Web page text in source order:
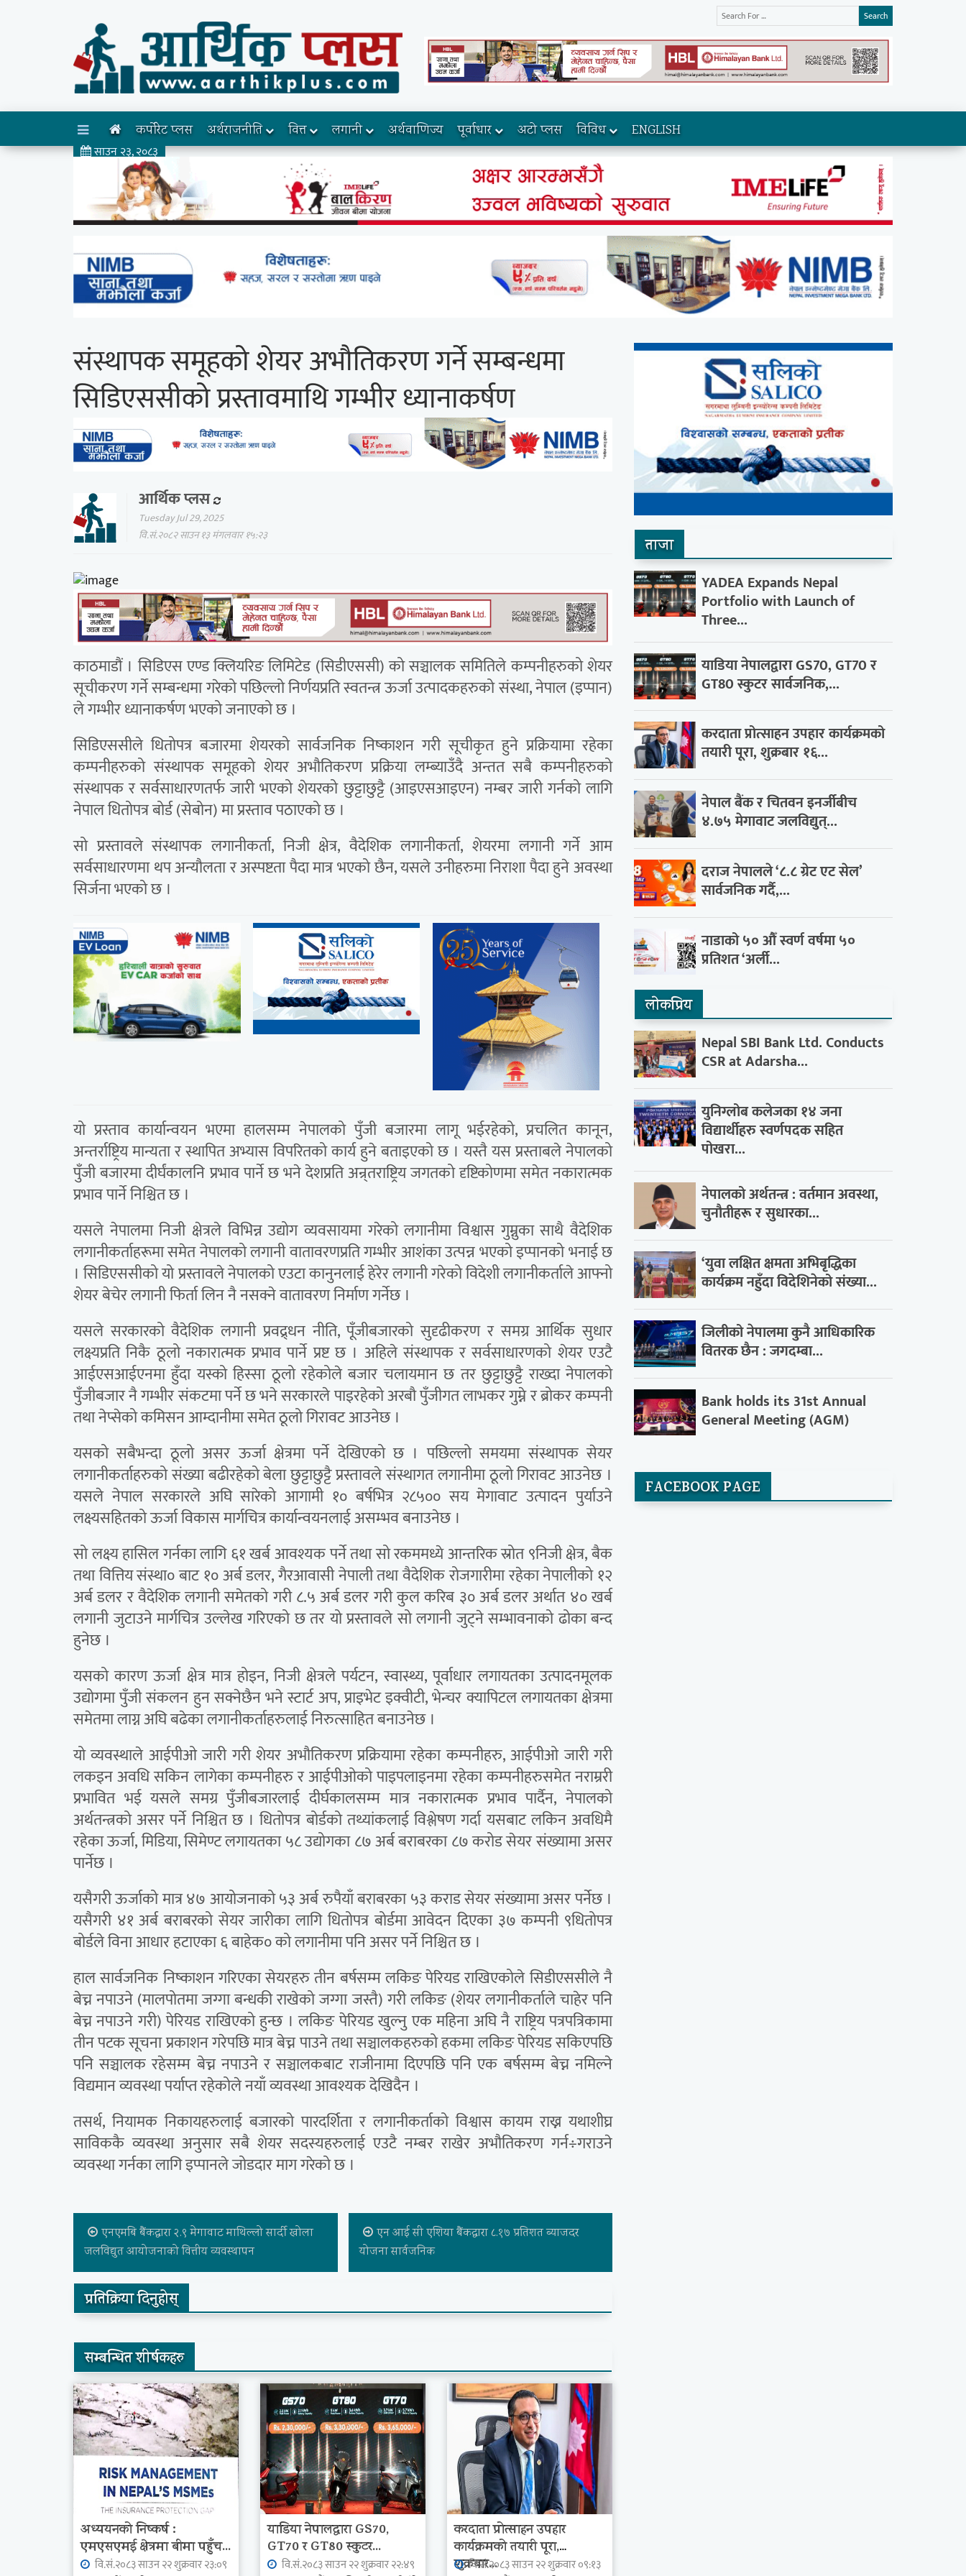
Search
साउन २३, २०८३
कर्पोरेट प्लस अर्थराजनीति वित्त लगानी अर्थवाणिज्य पूर्वाधार अटो प्लस विविध ENGLISH
संस्थापक समूहको शेयर अभौतिकरण गर्ने सम्बन्धमा
सिडिएससीको प्रस्तावमाथि गम्भीर ध्यानाकर्षण
आर्थिक प्लस
Tuesday Jul 29, 2025
वि.सं.२०८२ साउन १३ मंगलवार १५:२३
काठमाडौं । सिडिएस एण्ड क्लियरिङ लिमिटेड (सिडीएससी) को सञ्चालक समितिले कम्पनीहरुको शेयर
सूचीकरण गर्ने सम्बन्धमा गरेको पछिल्लो निर्णयप्रति स्वतन्त्र ऊर्जा उत्पादकहरुको संस्था, नेपाल (इप्पान)
ले गम्भीर ध्यानाकर्षण भएको जनाएको छ ।
सिडिएससीले धितोपत्र बजारमा शेयरको सार्वजनिक निष्काशन गरी सूचीकृत हुने प्रक्रियामा रहेका
कम्पनीहरुको संस्थापक समूहको शेयर अभौतिकरण प्रक्रिया लम्ब्याउँदै अन्तत सबै कम्पनीहरुको
संस्थापक र सर्वसाधारणतर्फ जारी भएको शेयरको छुट्टाछुट्टै (आइएसआइएन) नम्बर जारी गर्नको लागि
नेपाल धितोपत्र बोर्ड (सेबोन) मा प्रस्ताव पठाएको छ ।
सो प्रस्तावले संस्थापक लगानीकर्ता, निजी क्षेत्र, वैदेशिक लगानीकर्ता, शेयरमा लगानी गर्ने आम
सर्वसाधारणमा थप अन्यौलता र अस्पष्टता पैदा मात्र भएको छैन, यसले उनीहरुमा निराशा पैदा हुने अवस्था
सिर्जना भएको छ ।
यो प्रस्ताव कार्यान्वयन भएमा हालसम्म नेपालको पुँजी बजारमा लागू भईरहेको, प्रचलित कानून,
अन्तर्राष्ट्रिय मान्यता र स्थापित अभ्यास विपरितको कार्य हुने बताइएको छ । यस्तै यस प्रस्ताबले नेपालको
पुँजी बजारमा दीर्घंकालनि प्रभाव पार्ने छ भने देशप्रति अन्र्तराष्ट्रिय जगतको दृष्टिकोणमा समेत नकारात्मक
प्रभाव पार्ने निश्चित छ ।
यसले नेपालमा निजी क्षेत्रले विभिन्न उद्योग व्यवसायमा गरेको लगानीमा विश्वास गुम्नुका साथै वैदेशिक
लगानीकर्ताहरूमा समेत नेपालको लगानी वातावरणप्रति गम्भीर आशंका उत्पन्न भएको इप्पानको भनाई छ
। सिडिएससीको यो प्रस्तावले नेपालको एउटा कानुनलाई हेरेर लगानी गरेको विदेशी लगानीकर्ताले आफ्नो
शेयर बेचेर लगानी फिर्ता लिन नै नसक्ने वातावरण निर्माण गर्नेछ ।
यसले सरकारको वैदेशिक लगानी प्रवद्र्धन नीति, पूँजीबजारको सुदृढीकरण र समग्र आर्थिक सुधार
लक्ष्यप्रति निकै ठूलो नकारात्मक प्रभाव पार्ने प्रष्ट छ । अहिले संस्थापक र सर्वसाधारणको शेयर एउटै
आईएसआईएनमा हुँदा यस्को हिस्सा ठूलो रहेकोले बजार चलायमान छ तर छुट्टाछुट्टै राख्दा नेपालको
पुँजीबजार नै गम्भीर संकटमा पर्ने छ भने सरकारले पाइरहेको अरबौ पुँजीगत लाभकर गुम्ने र ब्रोकर कम्पनी
तथा नेप्सेको कमिसन आम्दानीमा समेत ठूलो गिरावट आउनेछ ।
यसको सबैभन्दा ठूलो असर ऊर्जा क्षेत्रमा पर्ने देखिएको छ । पछिल्लो समयमा संस्थापक सेयर
लगानीकर्ताहरुको संख्या बढीरहेको बेला छुट्टाछुट्टै प्रस्तावले संस्थागत लगानीमा ठूलो गिरावट आउनेछ ।
यसले नेपाल सरकारले अघि सारेको आगामी १० बर्षभित्र २८५०० सय मेगावाट उत्पादन पुर्याउने
लक्ष्यसहितको ऊर्जा विकास मार्गचित्र कार्यान्वयनलाई असम्भव बनाउनेछ ।
सो लक्ष्य हासिल गर्नका लागि ६१ खर्ब आवश्यक पर्ने तथा सो रकममध्ये आन्तरिक स्रोत ९निजी क्षेत्र, बैक
तथा वित्तिय संस्था० बाट १० अर्ब डलर, गैरआवासी नेपाली तथा वैदेशिक रोजगारीमा रहेका नेपालीको १२
अर्ब डलर र वैदेशिक लगानी समेतको गरी ८.५ अर्ब डलर गरी कुल करिब ३० अर्ब डलर अर्थात ४० खर्ब
लगानी जुटाउने मार्गचित्र उल्लेख गरिएको छ तर यो प्रस्तावले सो लगानी जुट्ने सम्भावनाको ढोका बन्द
हुनेछ ।
यसको कारण ऊर्जा क्षेत्र मात्र होइन, निजी क्षेत्रले पर्यटन, स्वास्थ्य, पूर्वाधार लगायतका उत्पादनमूलक
उद्योगमा पुँजी संकलन हुन सक्नेछैन भने स्टार्ट अप, प्राइभेट इक्वीटी, भेन्चर क्यापिटल लगायतका क्षेत्रमा
समेतमा लाग्न अघि बढेका लगानीकर्ताहरुलाई निरुत्साहित बनाउनेछ ।
यो व्यवस्थाले आईपीओ जारी गरी शेयर अभौतिकरण प्रक्रियामा रहेका कम्पनीहरु, आईपीओ जारी गरी
लकइन अवधि सकिन लागेका कम्पनीहरु र आईपीओको पाइपलाइनमा रहेका कम्पनीहरुसमेत नराम्ररी
प्रभावित भई यसले समग्र पुँजीबजारलाई दीर्घकालसम्म मात्र नकारात्मक प्रभाव पार्दैन, नेपालको
अर्थतन्त्रको असर पर्ने निश्चित छ । धितोपत्र बोर्डको तथ्यांकलाई विश्लेषण गर्दा यसबाट लकिन अवधिमै
रहेका ऊर्जा, मिडिया, सिमेण्ट लगायतका ५८ उद्योगका ८७ अर्ब बराबरका ८७ करोड सेयर संख्यामा असर
पार्नेछ ।
यसैगरी ऊर्जाको मात्र ४७ आयोजनाको ५३ अर्ब रुपैयाँ बराबरका ५३ कराड सेयर संख्यामा असर पर्नेछ ।
यसैगरी ४१ अर्ब बराबरको सेयर जारीका लागि धितोपत्र बोर्डमा आवेदन दिएका ३७ कम्पनी ९धितोपत्र
बोर्डले विना आधार हटाएका ६ बाहेक० को लगानीमा पनि असर पर्ने निश्चित छ ।
हाल सार्वजनिक निष्काशन गरिएका सेयरहरु तीन बर्षसम्म लकिङ पेरियड राखिएकोले सिडीएससीले नै
बेच्न नपाउने (मालपोतमा जग्गा बन्धकी राखेको जग्गा जस्तै) गरी लकिङ (शेयर लगानीकर्ताले चाहेर पनि
बेच्न नपाउने गरी) पेरियड राखिएको हुन्छ । लकिङ पेरियड खुल्नु एक महिना अघि नै राष्ट्रिय पत्रपत्रिकामा
तीन पटक सूचना प्रकाशन गरेपछि मात्र बेच्न पाउने तथा सञ्चालकहरुको हकमा लकिङ पेरियड सकिएपछि
पनि सञ्चालक रहेसम्म बेच्न नपाउने र सञ्चालकबाट राजीनामा दिएपछि पनि एक बर्षसम्म बेच्न नमिल्ने
विद्यमान व्यवस्था पर्याप्त रहेकोले नयाँ व्यवस्था आवश्यक देखिदैन ।
तसर्थ, नियामक निकायहरुलाई बजारको पारदर्शिता र लगानीकर्ताको विश्वास कायम राख्न यथाशीघ्र
साविककै व्यवस्था अनुसार सबै शेयर सदस्यहरुलाई एउटै नम्बर राखेर अभौतिकरण गर्न÷गराउने
व्यवस्था गर्नका लागि इप्पानले जोडदार माग गरेको छ ।
एनएमबि बैंकद्वारा २.९ मेगावाट माथिल्लो सार्दी खोला
जलविद्युत आयोजनाको वित्तीय व्यवस्थापन
एन आई सी एशिया बैंकद्वारा ८.१७ प्रतिशत ब्याजदर
योजना सार्वजनिक
प्रतिक्रिया दिनुहोस्
सम्बन्धित शीर्षकहरु
अध्ययनको निष्कर्ष :
एमएसएमई क्षेत्रमा बीमा पहुँच...
वि.सं.२०८३ साउन २२ शुक्रवार २३:०९
याडिया नेपालद्वारा GS70,
GT70 र GT80 स्कुटर...
वि.सं.२०८३ साउन २२ शुक्रवार २२:४९
करदाता प्रोत्साहन उपहार
कार्यक्रमको तयारी पूरा,
शुक्रबार...
वि.सं.२०८३ साउन २२ शुक्रवार ०९:१३
ताजा
YADEA Expands Nepal
Portfolio with Launch of
Three...
याडिया नेपालद्वारा GS70, GT70 र
GT80 स्कुटर सार्वजनिक,...
करदाता प्रोत्साहन उपहार कार्यक्रमको
तयारी पूरा, शुक्रबार १६...
नेपाल बैंक र चितवन इनर्जीबीच
४.७५ मेगावाट जलविद्युत्...
दराज नेपालले ‘८.८ ग्रेट एट सेल’
सार्वजनिक गर्दै,...
नाडाको ५० औँ स्वर्ण वर्षमा ५०
प्रतिशत ‘अर्ली...
लाेकप्रिय
Nepal SBI Bank Ltd. Conducts
CSR at Adarsha...
युनिग्लोब कलेजका १४ जना
विद्यार्थीहरु स्वर्णपदक सहित
पोखरा...
नेपालको अर्थतन्त्र : वर्तमान अवस्था,
चुनौतीहरू र सुधारका...
‘युवा लक्षित क्षमता अभिबृद्धिका
कार्यक्रम नहुँदा विदेशिनेको संख्या...
जिलीको नेपालमा कुनै आधिकारिक
वितरक छैन : जगदम्बा...
Bank holds its 31st Annual
General Meeting (AGM)
FACEBOOK PAGE